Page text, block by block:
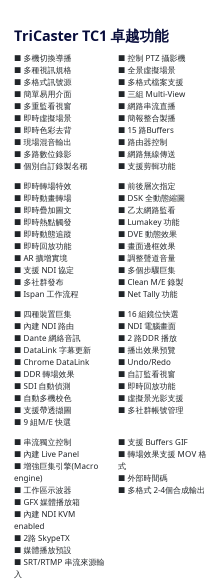
TriCaster TC1 卓越功能
■ 多機切換導播
■ 多種視訊規格
■ 多格式訊號源
■ 簡單易用介面
■ 多重監看視窗
■ 即時虛擬場景
■ 即時色彩去背
■ 現場混音輸出
■ 多路數位錄影
■ 個別自訂錄製名稱
■ 控制 PTZ 攝影機
■ 全景虛擬場景
■ 多格式檔案支援
■ 三組 Multi-View
■ 網路串流直播
■ 簡報整合製播
■ 15 路Buffers
■ 路由器控制
■ 網路無線傳送
■ 支援剪輯功能
■ 即時轉場特效
■ 即時動畫轉場
■ 即時疊加圖文
■ 即時熱點觸發
■ 即時動態追蹤
■ 即時回放功能
■ AR 擴增實境
■ 支援 NDI 協定
■ 多社群發布
■ Ispan 工作流程
■ 前後層次指定
■ DSK 全動態縮圖
■ 乙太網路監看
■ Lumakey 功能
■ DVE 動態效果
■ 畫面邊框效果
■ 調整聲道音量
■ 多個步驟巨集
■ Clean M/E 錄製
■ Net Tally 功能
■ 四種裝置巨集
■ 內建 NDI 路由
■ Dante 網絡音訊
■ DataLink 字幕更新
■ Chrome DataLink
■ DDR 轉場效果
■ SDI 自動偵測
■ 自動多機校色
■ 支援帶透擷圖
■ 9 組M/E 快選
■ 16 組鏡位快選
■ NDI 電腦畫面
■ 2 路DDR 播放
■ 播出效果預覽
■ Undo/Redo
■ 自訂監看視窗
■ 即時回放功能
■ 虛擬景光影支援
■ 多社群帳號管理
■ 串流獨立控制
■ 內建 Live Panel
■ 增強巨集引擎(Macro
engine)
■ 工作區示波器
■ GFX 媒體播放箱
■ 內建 NDI KVM
enabled
■ 2路 SkypeTX
■ 媒體播放預設
■ SRT/RTMP 串流來源輸
入
■ 支援 Buffers GIF
■ 轉場效果支援 MOV 格
式
■ 外部時間碼
■ 多格式 2-4個合成輸出